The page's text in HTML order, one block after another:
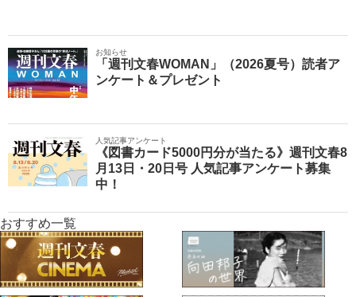
お知らせ
「週刊文春WOMAN」（2026夏号）読者ア
ンケート＆プレゼント
人気記事アンケート
《図書カード5000円分が当たる》週刊文春8
月13日・20日号 人気記事アンケート募集
中！
おすすめ一覧